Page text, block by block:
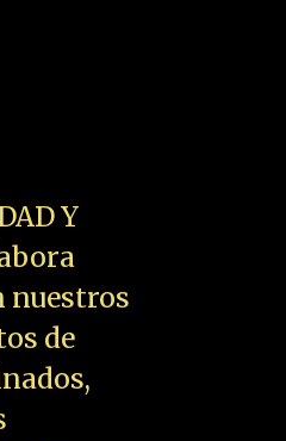
Y
nuestros
de